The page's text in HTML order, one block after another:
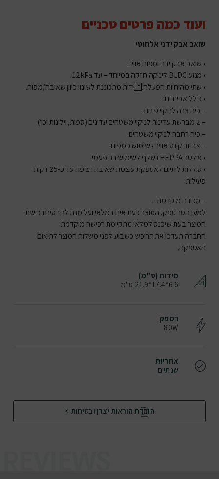
ועוד כמה פרטים טכניים
שואב אבק ידני אלחוטי
• שואב אבק ידני ומפוח אוויר.
• מנוע BLDC ליניקה חזקה במיוחד – עד 12kPa
• שתי מהירויות הפעלה. ידית מתכוננת לשינוי כיוון שאיבה/מפוח.
• כולל אביזרים:
– פיה צרה לניקוי פינות.
– 2 מברשת עדינות לניקוי משטחים עדינים (ספות, וילונות וכו')
– פיה רחבה לניקוי משטחים.
– אביזר קונס אוויר לשימוש כמפוח.
• פילטר HEPPA נשלף לשימוש רב פעמי.
• סוללות ליתיום לאספקת עוצמת שאיבה רציפה עד כ-25 דקות
פעילות.
– מכירה מוקדמת –
למען הסר ספק, המוצר כעת אינו במלאי ועל מנת להבטיח רכישת
המוצר בעת שיכנס למלאי מתקיימת רכישה מוקדמת.
החברה תעדכן את הרוכש כשבוע לפני משלוח המוצר לתיאום
האספקה.
מידות (ס"מ)
6.6*17.4*21.9 ס"מ
הספק
80W
אחריות
שנתיים
הורדת הוראות יצרן ובטיחות >